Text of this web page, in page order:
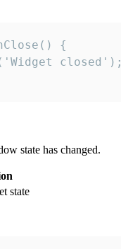
{
closed');
state has changed.
state